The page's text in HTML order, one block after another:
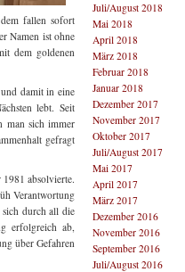
fallen sofort
Namen ist ohne
dem goldenen
damit in eine
lebt. Seit
man sich immer
gefragt
absolvierte.
Verantwortung
sich durch all die
erfolgreich ab,
über Gefahren
Juli/August 2018
Mai 2018
April 2018
März 2018
Februar 2018
Januar 2018
Dezember 2017
November 2017
Oktober 2017
Juli/August 2017
Mai 2017
April 2017
März 2017
Dezember 2016
November 2016
September 2016
Juli/August 2016